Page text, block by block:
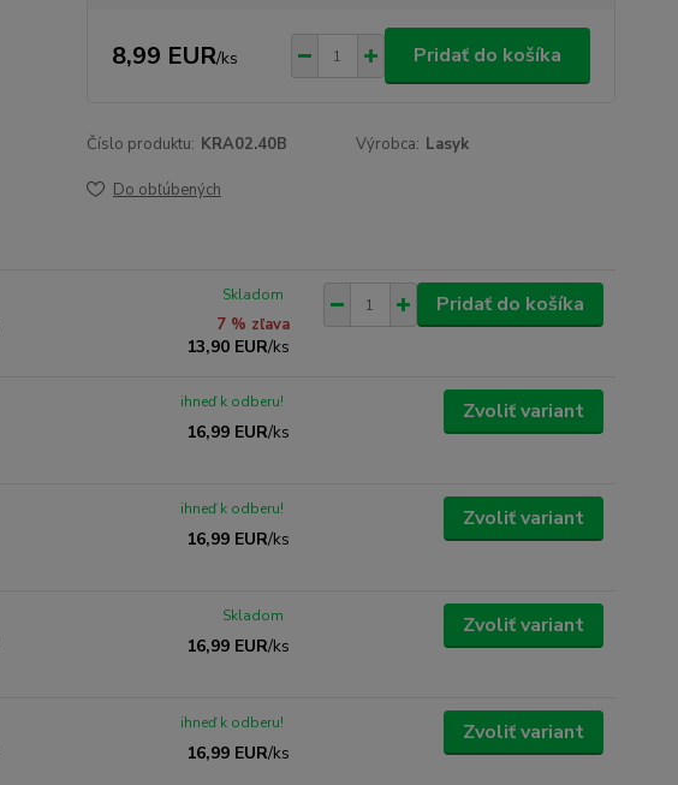
8,99 EUR/ks Pridať do košíka
Číslo produktu: KRA02.40B Výrobca: Lasyk
Do obľúbených
7 % zľava
13,90 EUR/ks
Skladom Pridať do košíka
16,99 EUR/ks
ihneď k odberu! Zvoliť variant
16,99 EUR/ks
ihneď k odberu! Zvoliť variant
16,99 EUR/ks
Skladom Zvoliť variant
16,99 EUR/ks
ihneď k odberu! Zvoliť variant